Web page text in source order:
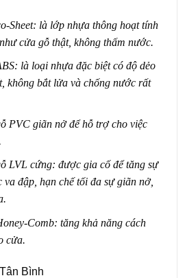
Sheet: là lớp nhựa thông hoạt tính
cửa gỗ thật, không thấm nước.
là loại nhựa đặc biệt có độ dẻo
không bắt lửa và chống nước rất
PVC giãn nởđể hỗ trợ cho việc
LVL cứng: được gia cố để tăng sự
đập, hạn chế tối đa sự giãn nở,
Comb: tăng khả năng cách
cửa.
Bình